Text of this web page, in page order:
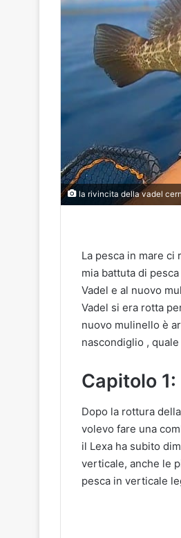
la rivincita della vadel
La pesca in mare ci
mia battuta di
Vadel e al nuovo
Vadel si era rotta
nuovo mulinello è
nascondiglio ,
Capitolo
Dopo la rottura
volevo fare una
il Lexa ha subito
verticale, anche le
pesca in verticale